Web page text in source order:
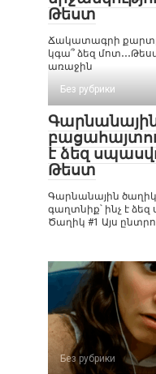
Թեստ
Ճակատագրի քարտը
կգա՞ ձեզ
առաջին
Без рубрики
է ձեզ
Թեստ
Գարնանային
գաղտնիք՝ ինչ է
Ծաղիկ #1 Այս
Без рубрики